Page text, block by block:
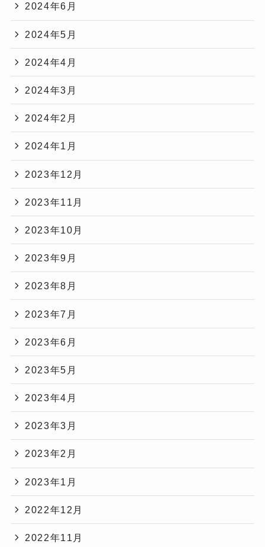
2024年6月
2024年5月
2024年4月
2024年3月
2024年2月
2024年1月
2023年12月
2023年11月
2023年10月
2023年9月
2023年8月
2023年7月
2023年6月
2023年5月
2023年4月
2023年3月
2023年2月
2023年1月
2022年12月
2022年11月